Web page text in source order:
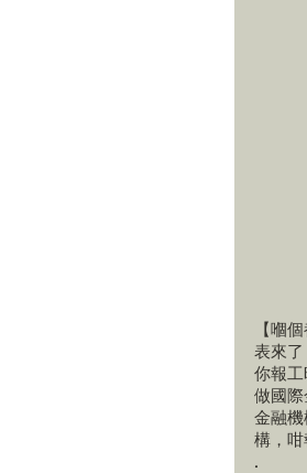
【嗰
表來
你報
做國
金融
構，咁
.